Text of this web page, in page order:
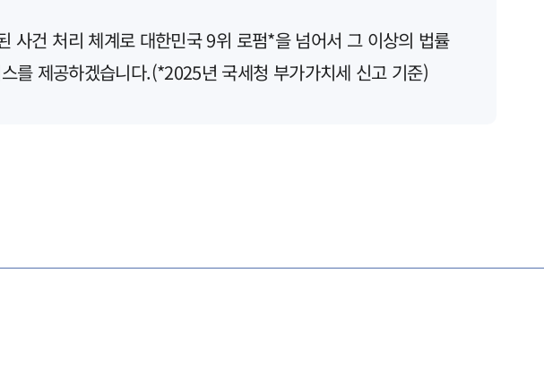
사건 처리 체계로 대한민국 9위 로펌*을 넘어서 그 이상의 법률
를 제공하겠습니다.(*2025년 국세청 부가가치세 신고 기준)